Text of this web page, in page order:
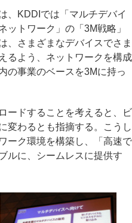
、KDDIでは「マルチデバイ
ットワーク」の「3M戦略」
、さまざまなデバイスでさま
るよう、ネットワークを構成
の事業のベースを3Mに持っ
ードすることを考えると、ビ
変わるとも指摘する。こうし
ーク環境を構築し、「高速で
ルに、シームレスに提供す